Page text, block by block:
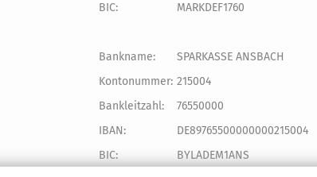
BIC:
MARKDEF1760
Bankname:
SPARKASSE ANSBACH
Kontonummer: 215004
Bankleitzahl:
76550000
IBAN:
DE89765500000000215004
BIC:
BYLADEM1ANS